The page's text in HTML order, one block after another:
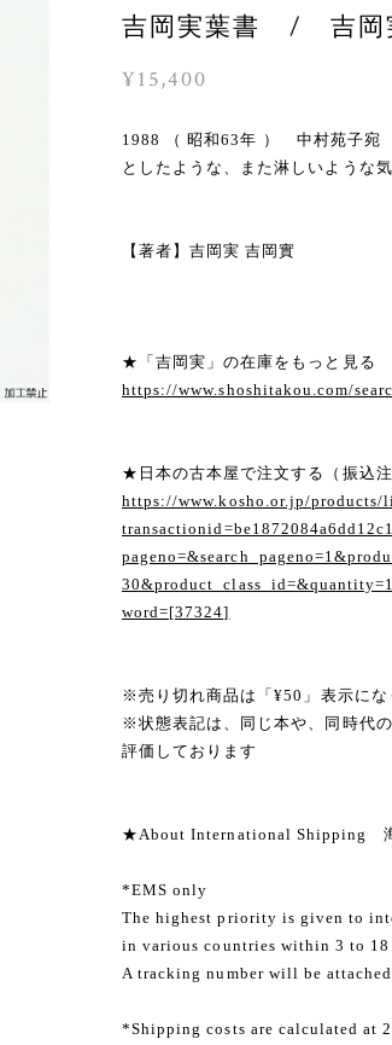
吉岡実葉書 / 吉
¥15,400
1988 （ 昭和63年 ） 中村苑子
としたような、また淋しいよ
【著者】吉岡実 吉岡實
★「吉岡実」の在庫をもっと見る
https://www.shoshitakou.com/
★日本の古本屋で注文する（振込
https://www.kosho.or.jp/products/
word=[37324]
※売り切れ商品は「¥50」表示にな
※状態表記は、同じ本や、同時代
評価しております
★About International Shipping
*EMS only
The highest priority is given to
in various countries within 3 to 18
A tracking number will be attached.
*Shipping costs are calculated at